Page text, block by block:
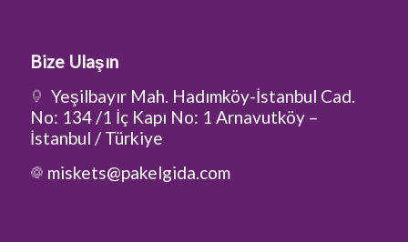
Bize Ulaşın
Yeşilbayır Mah. Hadımköy-İstanbul Cad.
No: 134 /1 İç Kapı No: 1 Arnavutköy –
İstanbul / Türkiye
miskets@pakelgida.com